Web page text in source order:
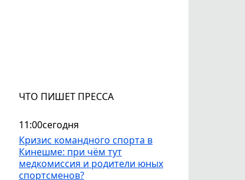
ЧТО ПИШЕТ ПРЕССА
11:00сегодня
Кризис командного спорта в
Кинешме: при чём тут
медкомиссия и родители юных
спортсменов?